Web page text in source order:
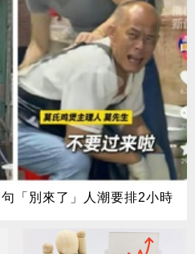
「別來了」人潮要排2小時